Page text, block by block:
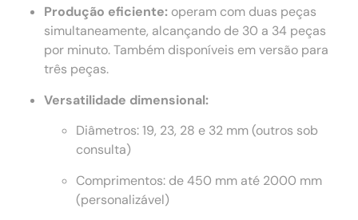
Produção eficiente: operam com duas peças
simultaneamente, alcançando de 30 a 34 peças
por minuto. Também disponíveis em versão para
três peças.
Versatilidade dimensional:
Diâmetros: 19, 23, 28 e 32 mm (outros sob
consulta)
Comprimentos: de 450 mm até 2000 mm
(personalizável)